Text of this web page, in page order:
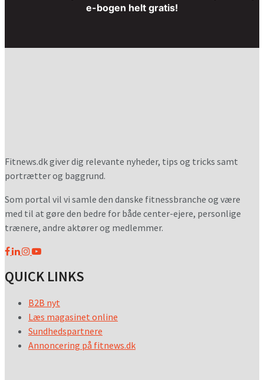
e-bogen helt gratis!
Fitnews.dk giver dig relevante nyheder, tips og tricks samt
portrætter og baggrund.
Som portal vil vi samle den danske fitnessbranche og være
med til at gøre den bedre for både center-ejere, personlige
trænere, andre aktører og medlemmer.
QUICK LINKS
B2B nyt
Læs magasinet online
Sundhedspartnere
Annoncering på fitnews.dk